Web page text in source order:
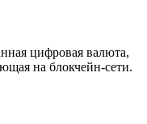
цифровая валюта,
на блокчейн-сети.